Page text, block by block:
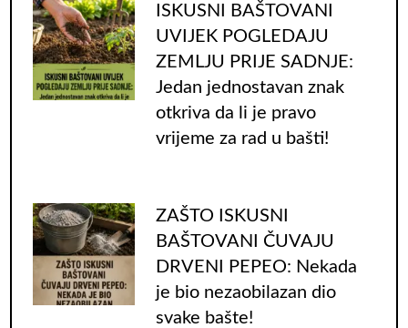
ISKUSNI BAŠTOVANI
UVIJEK POGLEDAJU
ZEMLJU PRIJE SADNJE:
Jedan jednostavan znak
otkriva da li je pravo
vrijeme za rad u bašti!
ZAŠTO ISKUSNI
BAŠTOVANI ČUVAJU
DRVENI PEPEO: Nekada
je bio nezaobilazan dio
svake bašte!